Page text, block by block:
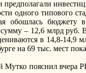
предполагали
одного типового
обошлась
– 12,6 млрд руб.
в 14,8-14,9
на 69 тыс. мест
пояснил вчера